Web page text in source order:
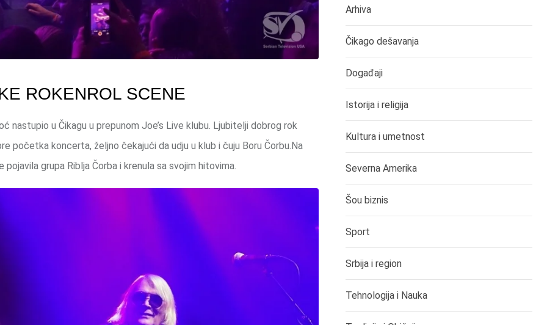
ROKENROL SCENE
nastupio u Čikagu u prepunom Joe’s Live klubu. Ljubitelji dobrog rok
početka koncerta, željno čekajući da udju u klub i čuju Boru Čorbu.Na
grupa Riblja Čorba i krenula sa svojim hitovima.
Arhiva
Čikago dešavanja
Događaji
Istorija i religija
Kultura i umetnost
Severna Amerika
Šou biznis
Sport
Srbija i region
Tehnologija i Nauka